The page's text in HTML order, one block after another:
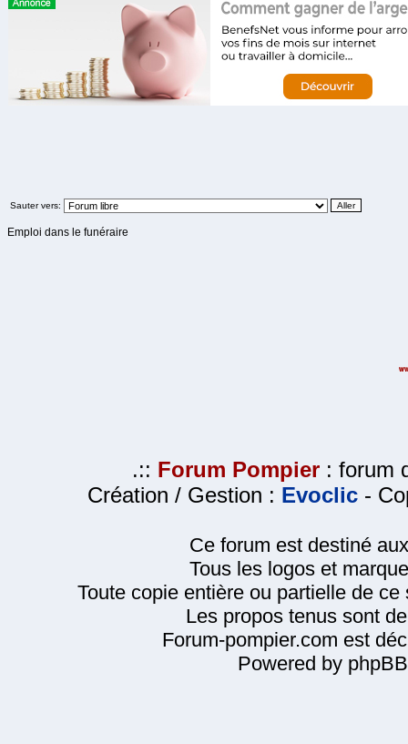
Sauter vers:
Emploi dans le funéraire
.:: Forum Pompier : forum
Création / Gestion : Evoclic -
Ce forum est destiné
Tous les logos et
Toute copie entière ou partielle de
Les propos tenus sont
Forum-pompier.com est
Powered by